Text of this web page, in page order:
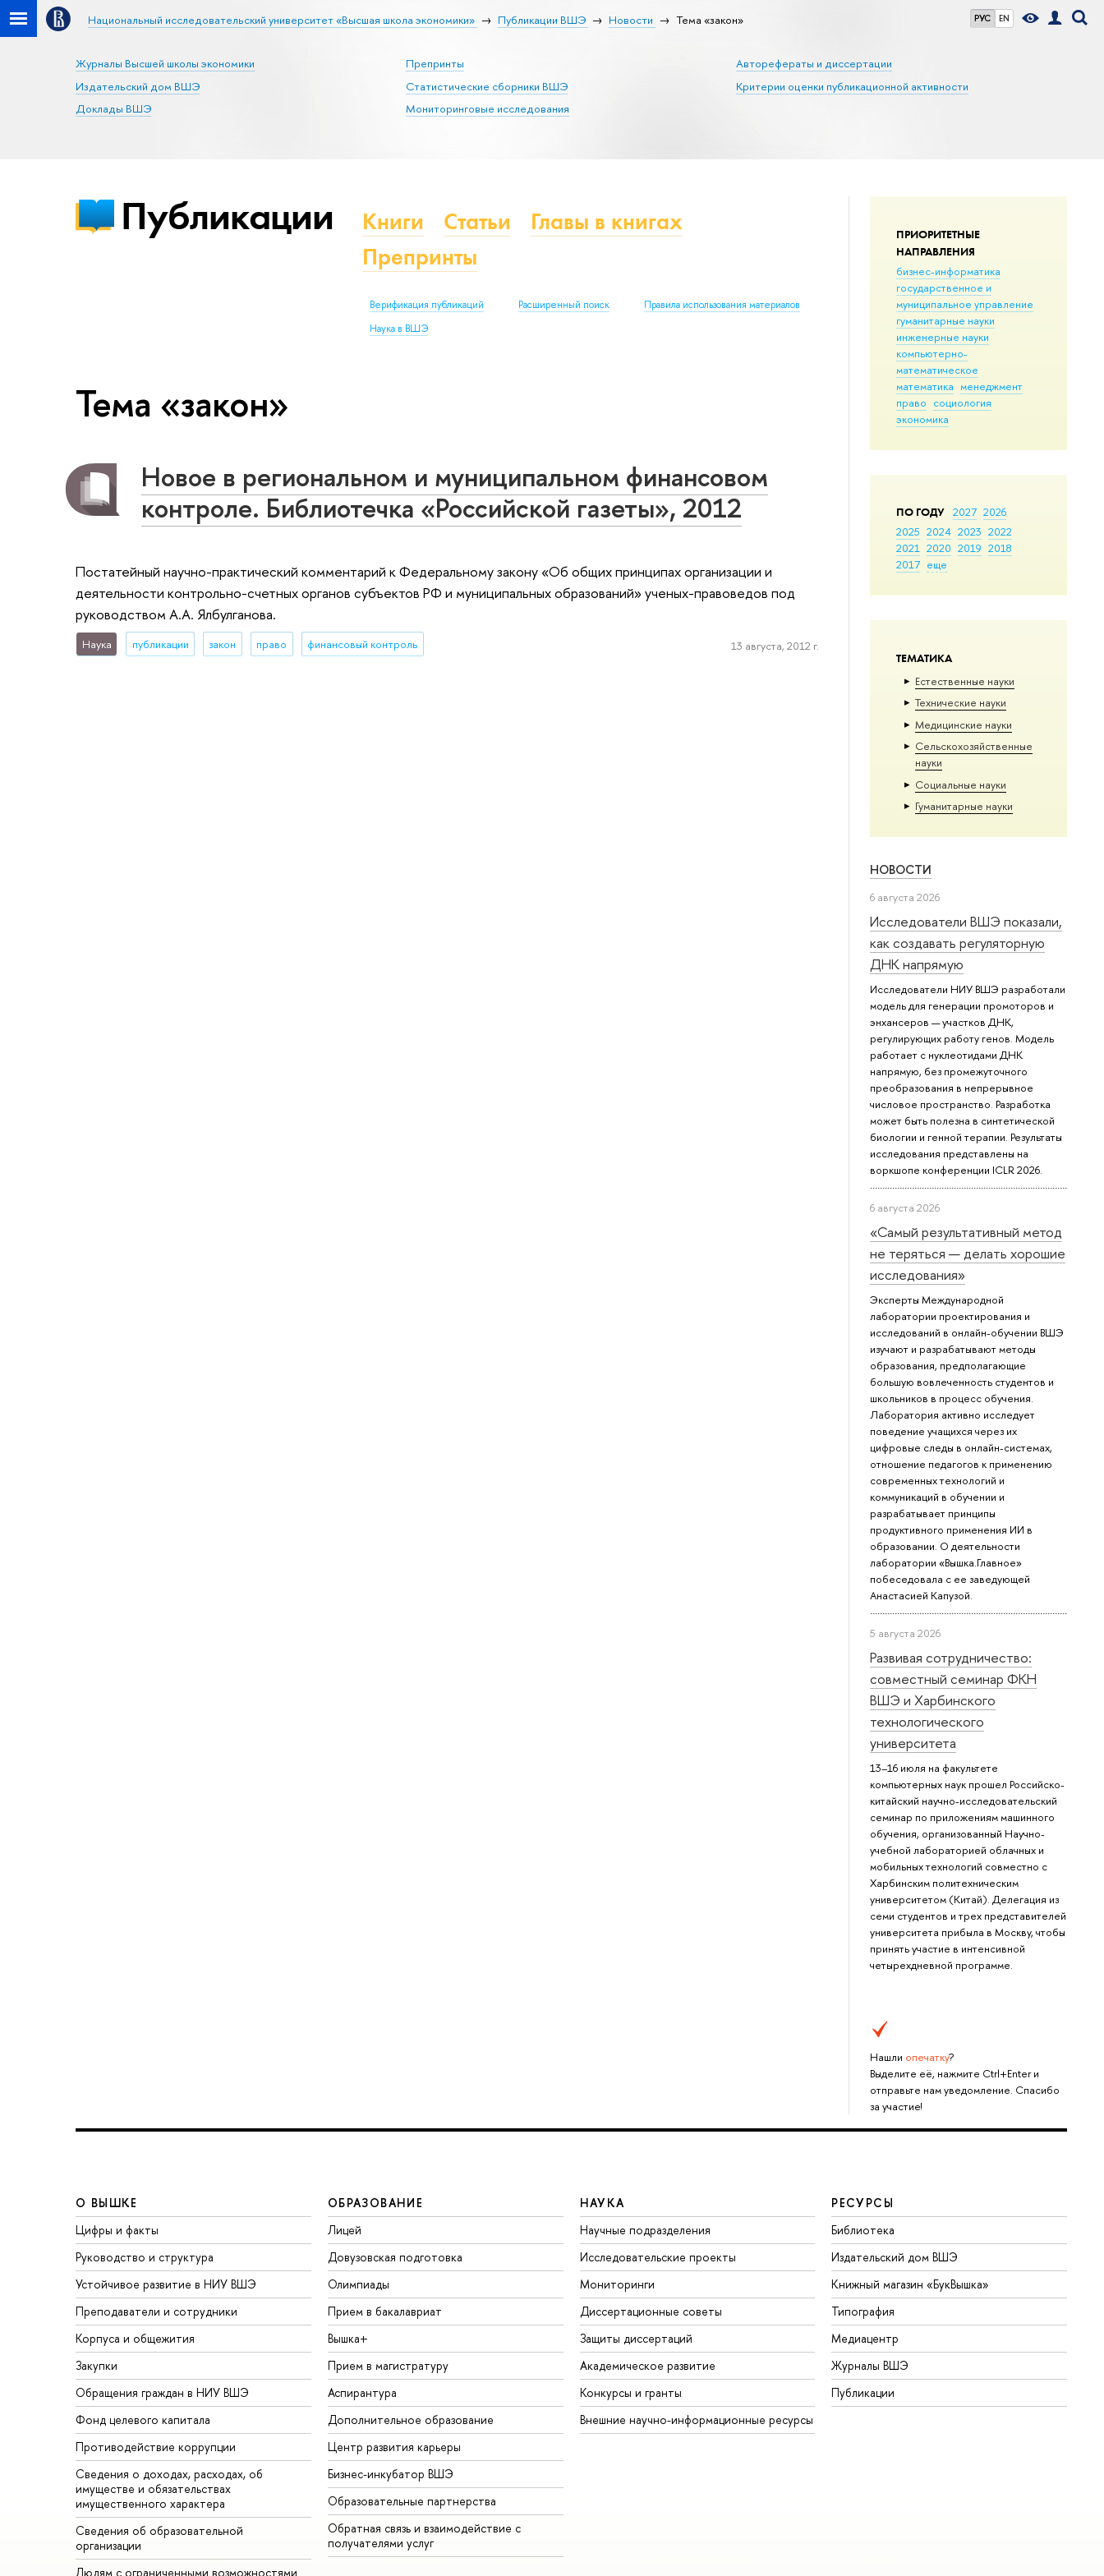
РУС EN
Национальный исследовательский университет «Высшая школа экономики» Публикации ВШЭ Новости Тема «закон»
Журналы Высшей школы экономики
Издательский дом ВШЭ
Доклады ВШЭ
Препринты
Статистические сборники ВШЭ
Мониторинговые исследования
Авторефераты и диссертации
Критерии оценки публикационной активности
ПРИОРИТЕТНЫЕ
НАПРАВЛЕНИЯ
бизнес-информатика
государственное и
муниципальное управление
гуманитарные науки
инженерные науки
компьютерно-
математическое
математика менеджмент
право социология
экономика
ПО ГОДУ 2027 2026
2025 2024 2023 2022
2021 2020 2019 2018
2017 еще
ТЕМАТИКА
Естественные науки
Тех­ничес­кие науки
Медицинские науки
Сельскохозяйственные
науки
Социальные науки
Гуманитарные науки
НОВОСТИ
6 августа 2026
Исследователи ВШЭ показали,
как создавать регуляторную
ДНК напрямую
Исследователи НИУ ВШЭ разработали
модель для генерации промоторов и
энхансеров — участков ДНК,
регулирующих работу генов. Модель
работает с нуклеотидами ДНК
напрямую, без промежуточного
преобразования в непрерывное
числовое пространство. Разработка
может быть полезна в синтетической
биологии и генной терапии. Результаты
исследования представлены на
воркшопе конференции ICLR 2026.
6 августа 2026
«Самый результативный метод
не теряться — делать хорошие
исследования»
Эксперты Международной
лаборатории проектирования и
исследований в онлайн-обучении ВШЭ
изучают и разрабатывают методы
образования, предполагающие
большую вовлеченность студентов и
школьников в процесс обучения.
Лаборатория активно исследует
поведение учащихся через их
цифровые следы в онлайн-системах,
отношение педагогов к применению
современных технологий и
коммуникаций в обучении и
разрабатывает принципы
продуктивного применения ИИ в
образовании. О деятельности
лаборатории «Вышка.Главное»
побеседовала с ее заведующей
Анастасией Капузой.
5 августа 2026
Развивая сотрудничество:
совместный семинар ФКН
ВШЭ и Харбинского
технологического
университета
13–16 июля на факультете
компьютерных наук прошел Российско-
китайский научно-исследовательский
семинар по приложениям машинного
обучения, организованный Научно-
учебной лабораторией облачных и
мобильных технологий совместно с
Харбинским политехническим
университетом (Китай). Делегация из
семи студентов и трех представителей
университета прибыла в Москву, чтобы
принять участие в интенсивной
четырехдневной программе.
Нашли опечатку?
Выделите её, нажмите Ctrl+Enter и
отправьте нам уведомление. Спасибо
за участие!
Публикации Книги Статьи
Главы в книгах
Препринты
Верификация публикаций Расширенный поиск
Правила использования материалов
Наука в ВШЭ
Тема «закон»
Новое в региональном и муниципальном финансовом
контроле. Библиотечка «Российской газеты», 2012
Постатейный научно-практический комментарий к Федеральному закону «Об общих принципах организации и
деятельности контрольно-счетных органов субъектов РФ и муниципальных образований» ученых-правоведов под
руководством А.А. Ялбулганова.
Наука публикации закон право финансовый контроль 13 августа, 2012 г.
О ВЫШКЕ
Цифры и факты
Руководство и структура
Устойчивое развитие в НИУ ВШЭ
Преподаватели и сотрудники
Корпуса и общежития
Закупки
Обращения граждан в НИУ ВШЭ
Фонд целевого капитала
Противодействие коррупции
Сведения о доходах, расходах, об
имуществе и обязательствах
имущественного характера
Сведения об образовательной
организации
Людям с ограниченными возможностями
ОБРАЗОВАНИЕ
Лицей
Довузовская подготовка
Олимпиады
Прием в бакалавриат
Вышка+
Прием в магистратуру
Аспирантура
Дополнительное образование
Центр развития карьеры
Бизнес-инкубатор ВШЭ
Образовательные партнерства
Обратная связь и взаимодействие с
получателями услуг
НАУКА
Научные подразделения
Исследовательские проекты
Мониторинги
Диссертационные советы
Защиты диссертаций
Академическое развитие
Конкурсы и гранты
Внешние научно-информационные ресурсы
РЕСУРСЫ
Библиотека
Издательский дом ВШЭ
Книжный магазин «БукВышка»
Типография
Медиацентр
Журналы ВШЭ
Публикации